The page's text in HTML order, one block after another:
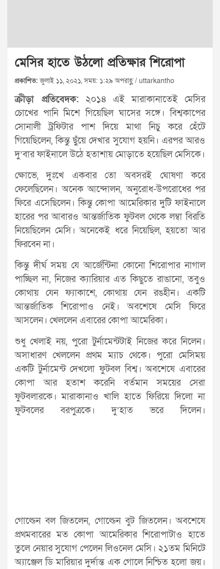
মেসির হাতে উঠলো প্রতিক্ষার শিরোপা
প্রকাশিত:জুলাই ১১, ২০২১, সময়: ১:২৯ অপরাহ্ণ / uttarkantho
ক্রীড়া প্রতিবেদক:২০১৪ এই মারাকানাতেই মেসির
চোখের পানি মিশে গিয়েছিল ঘাসের সঙ্গে। বিশ্বকাপের
সোনালী ট্রফিটার পাশ দিয়ে মাথা নিচু করে হেঁটে
গিয়েছিলেন, কিন্তু ছুঁয়ে দেখার সুযোগ হয়নি। এরপর আরও
দু’বার ফাইনালে উঠে হতাশায় মোড়াতে হয়েছিল মেসিকে।
ক্ষোভে, দুঃখে একবার তো অবসরই ঘোষণা করে
ফেলেছিলেন। অনেক আন্দোলন, অনুরোধ-উপরোধের পর
ফিরে এসেছিলেন। কিন্তু কোপা আমেরিকার দুটি ফাইনালে
হারের পর আবারও আন্তর্জাতিক ফুটবল থেকে লম্বা বিরতি
নিয়েছিলেন মেসি। অনেকেই ধরে নিয়েছিল, হয়তো আর
ফিরবেন না।
কিন্তু দীর্ঘ সময় যে আর্জেন্টিনা কোনো শিরোপার নাগাল
পাচ্ছিল না, নিজের ক্যারিয়ার এত কিছুতে রাঙানো, তবুও
কোথায় যেন ফ্যাকাশে, কোথায় যেন রঙহীন। একটি
আন্তর্জাতিক শিরোপাও নেই। অবশেষে মেসি ফিরে
আসলেন। খেললেন এবারের কোপা আমেরিকা।
শুধু খেলাই নয়, পুরো টুর্নামেন্টটাই নিজের করে নিলেন।
অসাধারণ খেললেন প্রথম ম্যাচ থেকে। পুরো মেসিময়
একটি টুর্নামেন্ট দেখলো ফুটবল বিশ্ব। অবশেষে এবারের
কোপা আর হতাশ করেনি বর্তমান সময়ের সেরা
ফুটবলারকে। মারাকানাও খালি হাতে ফিরিয়ে দিলো না
ফুটবলের বরপুত্রকে। দু’হাত ভরে দিলেন।
গোল্ডেন বল জিতলেন, গোল্ডেন বুট জিতলেন। অবশেষে
প্রথমবারের মত কোপা আমেরিকার শিরোপাটাও হাতে
তুলে নেয়ার সুযোগ পেলেন লিওনেল মেসি। ২১তম মিনিটে
অ্যাঞ্জেল ডি মারিয়ার দুর্দান্ত এক গোলে নিশ্চিত হলো জয়।